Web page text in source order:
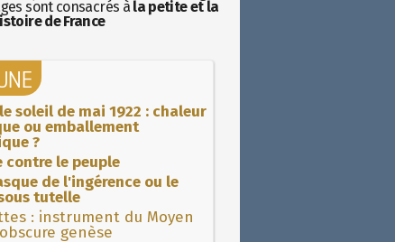
sont consacrés à la petite et la
de France
soleil de mai 1922 : chaleur
ou emballement
?
contre le peuple
de l'ingérence ou le
tutelle
: instrument du Moyen
genèse